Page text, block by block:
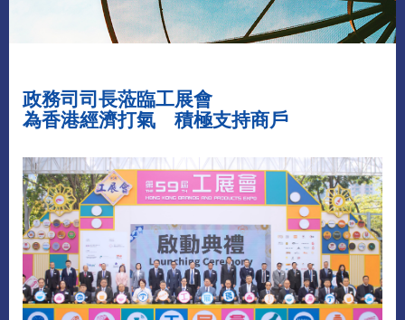
政務司司長蒞臨工展會
為香港經濟打氣 積極支持商戶